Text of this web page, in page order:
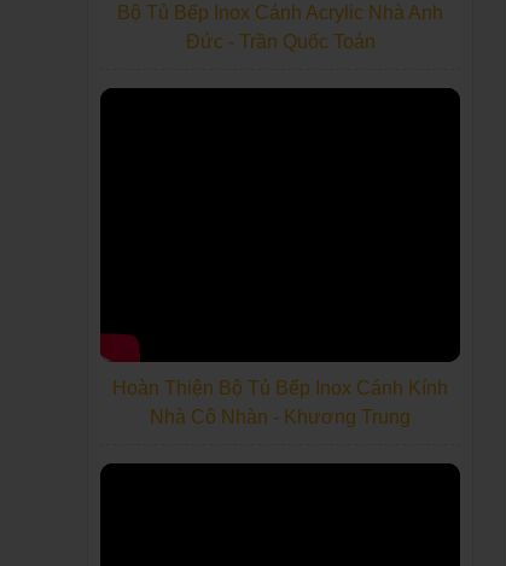
Bộ Tủ Bếp Inox Cánh Acrylic Nhà Anh
Đức - Trần Quốc Toản
Hoàn Thiện Bộ Tủ Bếp Inox Cánh Kính
Nhà Cô Nhàn - Khương Trung